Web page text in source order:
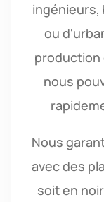
ingénieurs,
ou
production
nous
Nous
avec des
soit en